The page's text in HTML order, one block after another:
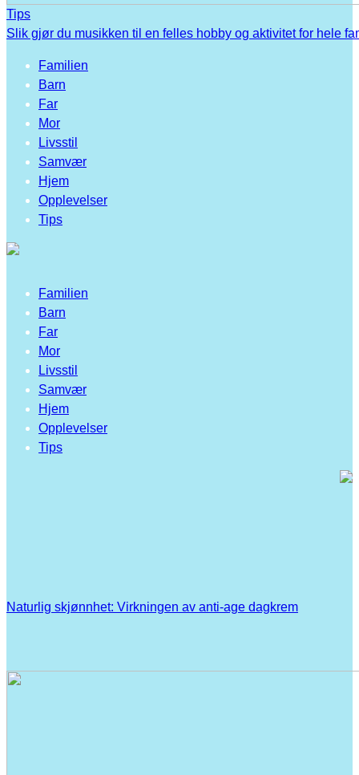
Tips
Slik gjør du musikken til en felles hobby og aktivitet for hele
Familien
Barn
Far
Mor
Livsstil
Samvær
Hjem
Opplevelser
Tips
Familien
Barn
Far
Mor
Livsstil
Samvær
Hjem
Opplevelser
Tips
Naturlig skjønnhet: Virkningen av anti-age dagkrem